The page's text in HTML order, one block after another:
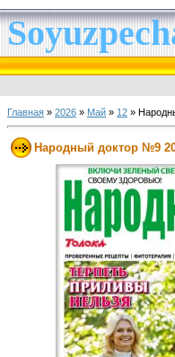
Главная » 2026 » Май » 12 »
Народный доктор №9